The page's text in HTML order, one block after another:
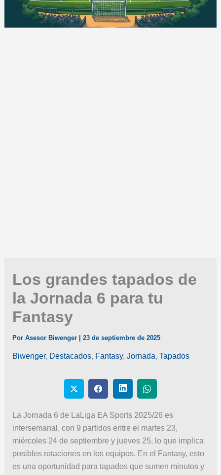
Los grandes tapados de
la Jornada 6 para tu
Fantasy
Por Asesor Biwenger 23 de septiembre de 2025
Biwenger, Destacados, Fantasy, Jornada, Tapados
La Jornada 6 de LaLiga EA Sports 2025/26 es
intersemanal, con 9 partidos entre el martes 23,
miércoles 24 de septiembre y jueves 25, lo que implica
posibles rotaciones en los equipos. En el Fantasy, esto
es una oportunidad para tapados que sumen minutos y